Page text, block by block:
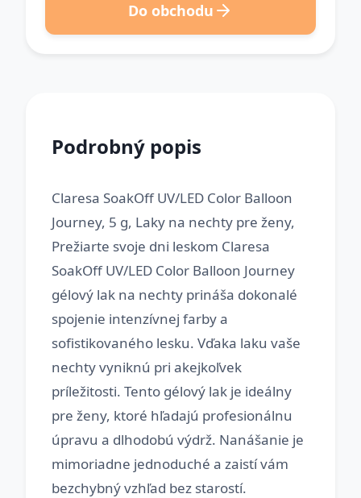
Do obchodu
Podrobný popis
Claresa SoakOff UV/LED Color Balloon
Journey, 5 g, Laky na nechty pre ženy,
Prežiarte svoje dni leskom Claresa
SoakOff UV/LED Color Balloon Journey
gélový lak na nechty prináša dokonalé
spojenie intenzívnej farby a
sofistikovaného lesku. Vďaka laku vaše
nechty vyniknú pri akejkoľvek
príležitosti. Tento gélový lak je ideálny
pre ženy, ktoré hľadajú profesionálnu
úpravu a dlhodobú výdrž. Nanášanie je
mimoriadne jednoduché a zaistí vám
bezchybný vzhľad bez starostí.